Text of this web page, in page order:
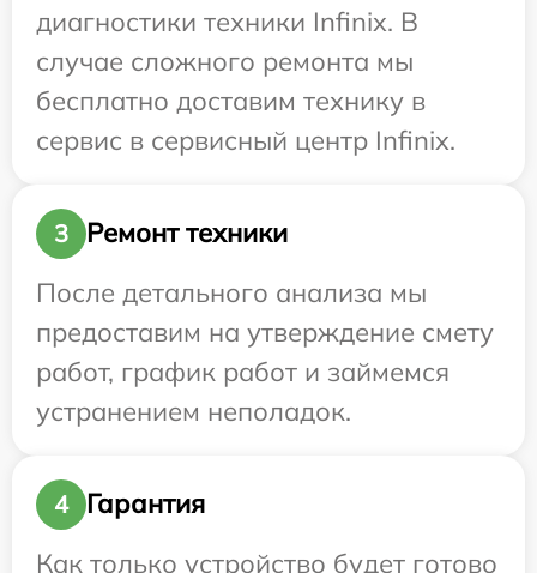
диагностики техники Infinix. В
случае сложного ремонта мы
бесплатно доставим технику в
сервис в сервисный центр Infinix.
3
Ремонт техники
После детального анализа мы
предоставим на утверждение смету
работ, график работ и займемся
устранением неполадок.
4
Гарантия
Как только устройство будет готово